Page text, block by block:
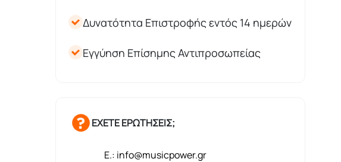
Δυνατότητα Επιστροφής εντός 14 ημερών
Εγγύηση Επίσημης Αντιπροσωπείας
ΕΧΕΤΕ ΕΡΩΤΗΣΕΙΣ;
E.: info@musicpower.gr